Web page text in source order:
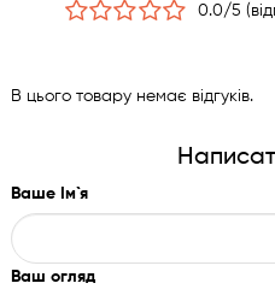
0.0/5
В цього товару немає відгуків.
Ваше Ім`я
Ваш огляд